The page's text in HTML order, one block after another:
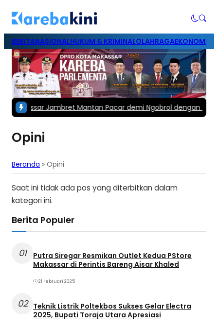
BERITANASIONALHUKUM & KRIMINALOLAHRAGAEKONOMI &
Makassar Jambret Mantan Pacar demi Ngobrol dengan
Opini
Beranda » Opini
Saat ini tidak ada pos yang diterbitkan dalam
kategori ini.
Berita Populer
01
Putra Siregar Resmikan Outlet Kedua PStore
Makassar di Perintis Bareng Aisar Khaled
21 Februari 2025
02
Teknik Listrik Poltekbos Sukses Gelar Electra
2025, Bupati Toraja Utara Apresiasi